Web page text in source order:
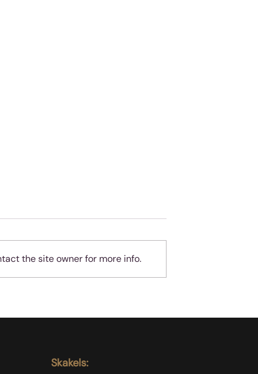
the site owner for more info.
Skakels: